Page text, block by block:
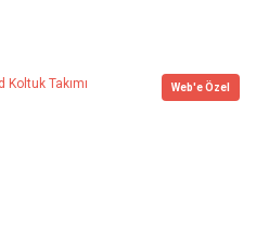
Web'e Özel